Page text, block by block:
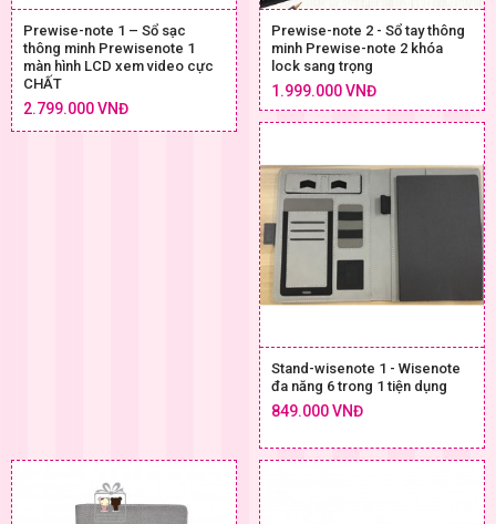
Prewise-note 1 – Sổ sạc
thông minh Prewisenote 1
màn hình LCD xem video cực
CHẤT
2.799.000 VNĐ
Prewise-note 2 - Sổ tay thông
minh Prewise-note 2 khóa
lock sang trọng
1.999.000 VNĐ
Stand-wisenote 1 - Wisenote
đa năng 6 trong 1 tiện dụng
849.000 VNĐ